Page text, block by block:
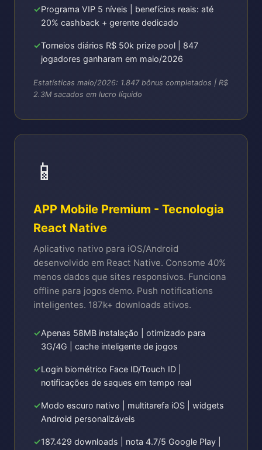
Programa VIP 5 níveis | benefícios reais: até
20% cashback + gerente dedicado
Torneios diários R$ 50k prize pool | 847
jogadores ganharam em maio/2026
Estatísticas maio/2026: 1.847 bônus completados | R$
2.3M sacados em lucro líquido
📱
APP Mobile Premium - Tecnologia
React Native
Aplicativo nativo para iOS/Android
desenvolvido em React Native. Consome 40%
menos dados que sites responsivos. Funciona
offline para jogos demo. Push notifications
inteligentes. 187k+ downloads ativos.
Apenas 58MB instalação | otimizado para
3G/4G | cache inteligente de jogos
Login biométrico Face ID/Touch ID |
notificações de saques em tempo real
Modo escuro nativo | multitarefa iOS | widgets
Android personalizáveis
187.429 downloads | nota 4.7/5 Google Play |